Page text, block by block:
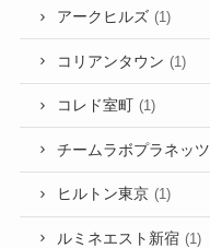
アークヒルズ (1)
コリアンタウン (1)
コレド室町 (1)
チームラボプラネッツ
ヒルトン東京 (1)
ルミネエスト新宿 (1)